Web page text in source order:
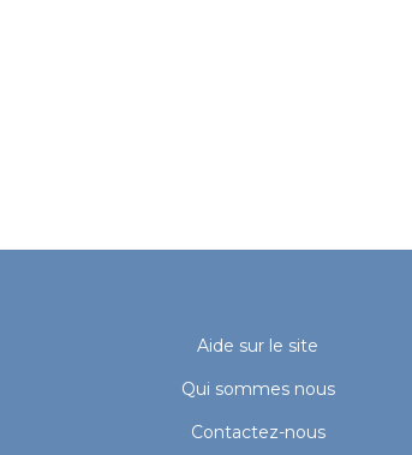
Aide sur le site
Qui sommes nous
Contactez-nous